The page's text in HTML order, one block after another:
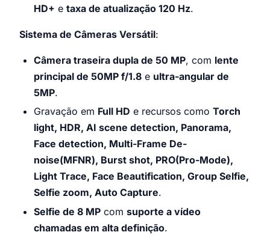
HD+ e taxa de atualização 120 Hz.
Sistema de Câmeras Versátil:
Câmera traseira dupla de 50 MP, com lente
principal de 50MP f/1.8 e ultra-angular de
5MP.
Gravação em Full HD e recursos como Torch
light, HDR, AI scene detection, Panorama,
Face detection, Multi-Frame De-
noise(MFNR), Burst shot, PRO(Pro-Mode),
Light Trace, Face Beautification, Group Selfie,
Selfie zoom, Auto Capture.
Selfie de 8 MP com suporte a vídeo
chamadas em alta definição.